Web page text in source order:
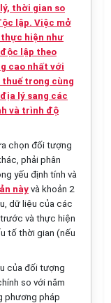
thời gian so
lập. Việc mở
hiện như
lập theo
cao nhất với
thuế trong cùng
lý sang các
và trình độ
chọn đối tượng
phải phân
yếu định tính và
này và khoản 2
dữ liệu của các
và thực hiện
tố thời gian (nếu
của đối tượng
so với năm
phương pháp